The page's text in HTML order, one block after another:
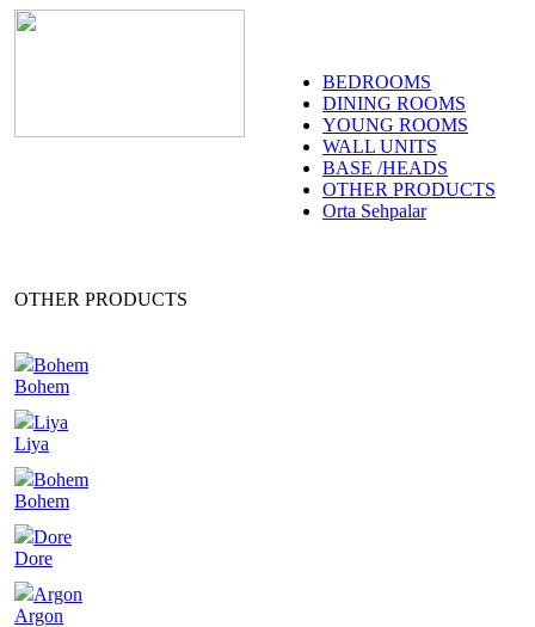
BEDROOMS
DINING ROOMS
YOUNG ROOMS
WALL UNITS
BASE /HEADS
OTHER PRODUCTS
Orta Sehpalar
OTHER PRODUCTS
Bohem
Bohem
Liya
Liya
Bohem
Bohem
Dore
Dore
Argon
Argon